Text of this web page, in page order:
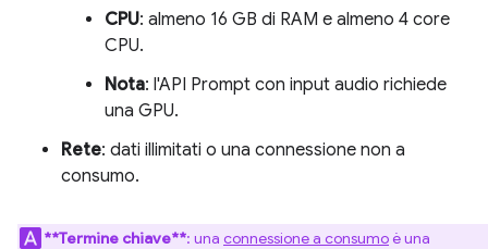
CPU: almeno 16 GB di RAM e almeno 4 core
CPU.
Nota: l'API Prompt con input audio richiede
una GPU.
Rete: dati illimitati o una connessione non a
consumo.
**Termine chiave**: una connessione a consumoè una